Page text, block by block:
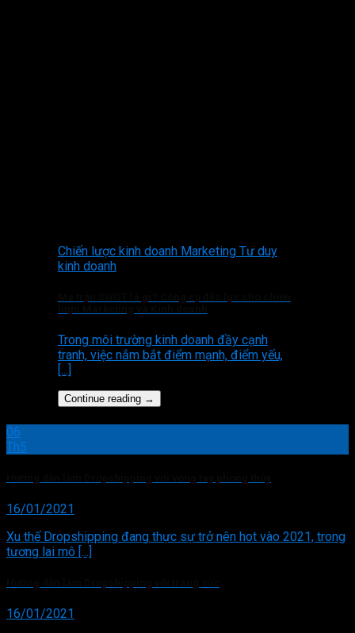
Chiến lược kinh doanh Marketing Tư duy
kinh doanh
Trong môi trường kinh doanh đầy cạnh
tranh, việc nắm bắt điểm mạnh, điểm yếu,
[...]
Continue reading →
06
Th5
16/01/2021
Xu thế Dropshipping đang thực sự trở nên hot vào 2021, trong
tương lai mô [...]
16/01/2021